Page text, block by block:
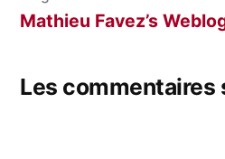
Mathieu Favez’s
Les commentaires